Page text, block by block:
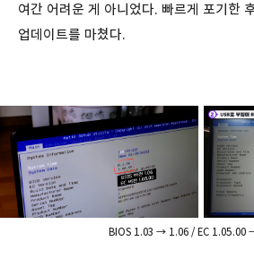
여간 어려운 게 아니었다. 빠르게 포기한
업데이트를 마쳤다.
BIOS 1.03 → 1.06 / EC 1.05.00